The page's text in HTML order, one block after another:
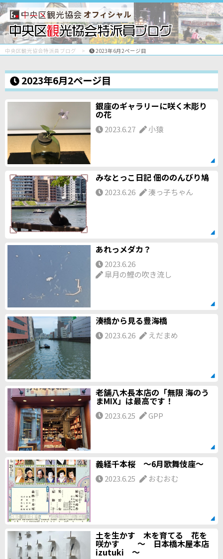
オフィシャル
中央区観光協会特派員ブログ 2023年6月2ページ目
2023年6月2ページ目
銀座のギャラリーに咲く木彫り
の花
2023.6.27 小猿
みなとっこ日記 佃ののんびり鳩
2023.6.26 湊っ子ちゃん
あれっメダカ？
2023.6.26
皐月の鯉の吹き流し
湊橋から見る豊海橋
2023.6.26 えだまめ
老舗八木長本店の「無限 海のう
まMIX」は最高です！
2023.6.25 GPP
義経千本桜 〜6月歌舞伎座〜
2023.6.25 おむおむ
土を生かす 木を育てる 花を
咲かす ～ 日本橋木屋本店
izutuki ～